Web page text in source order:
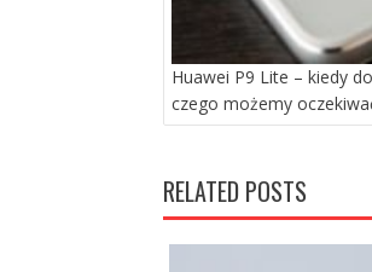
Huawei P9 Lite – kiedy
czego możemy
RELATED POSTS